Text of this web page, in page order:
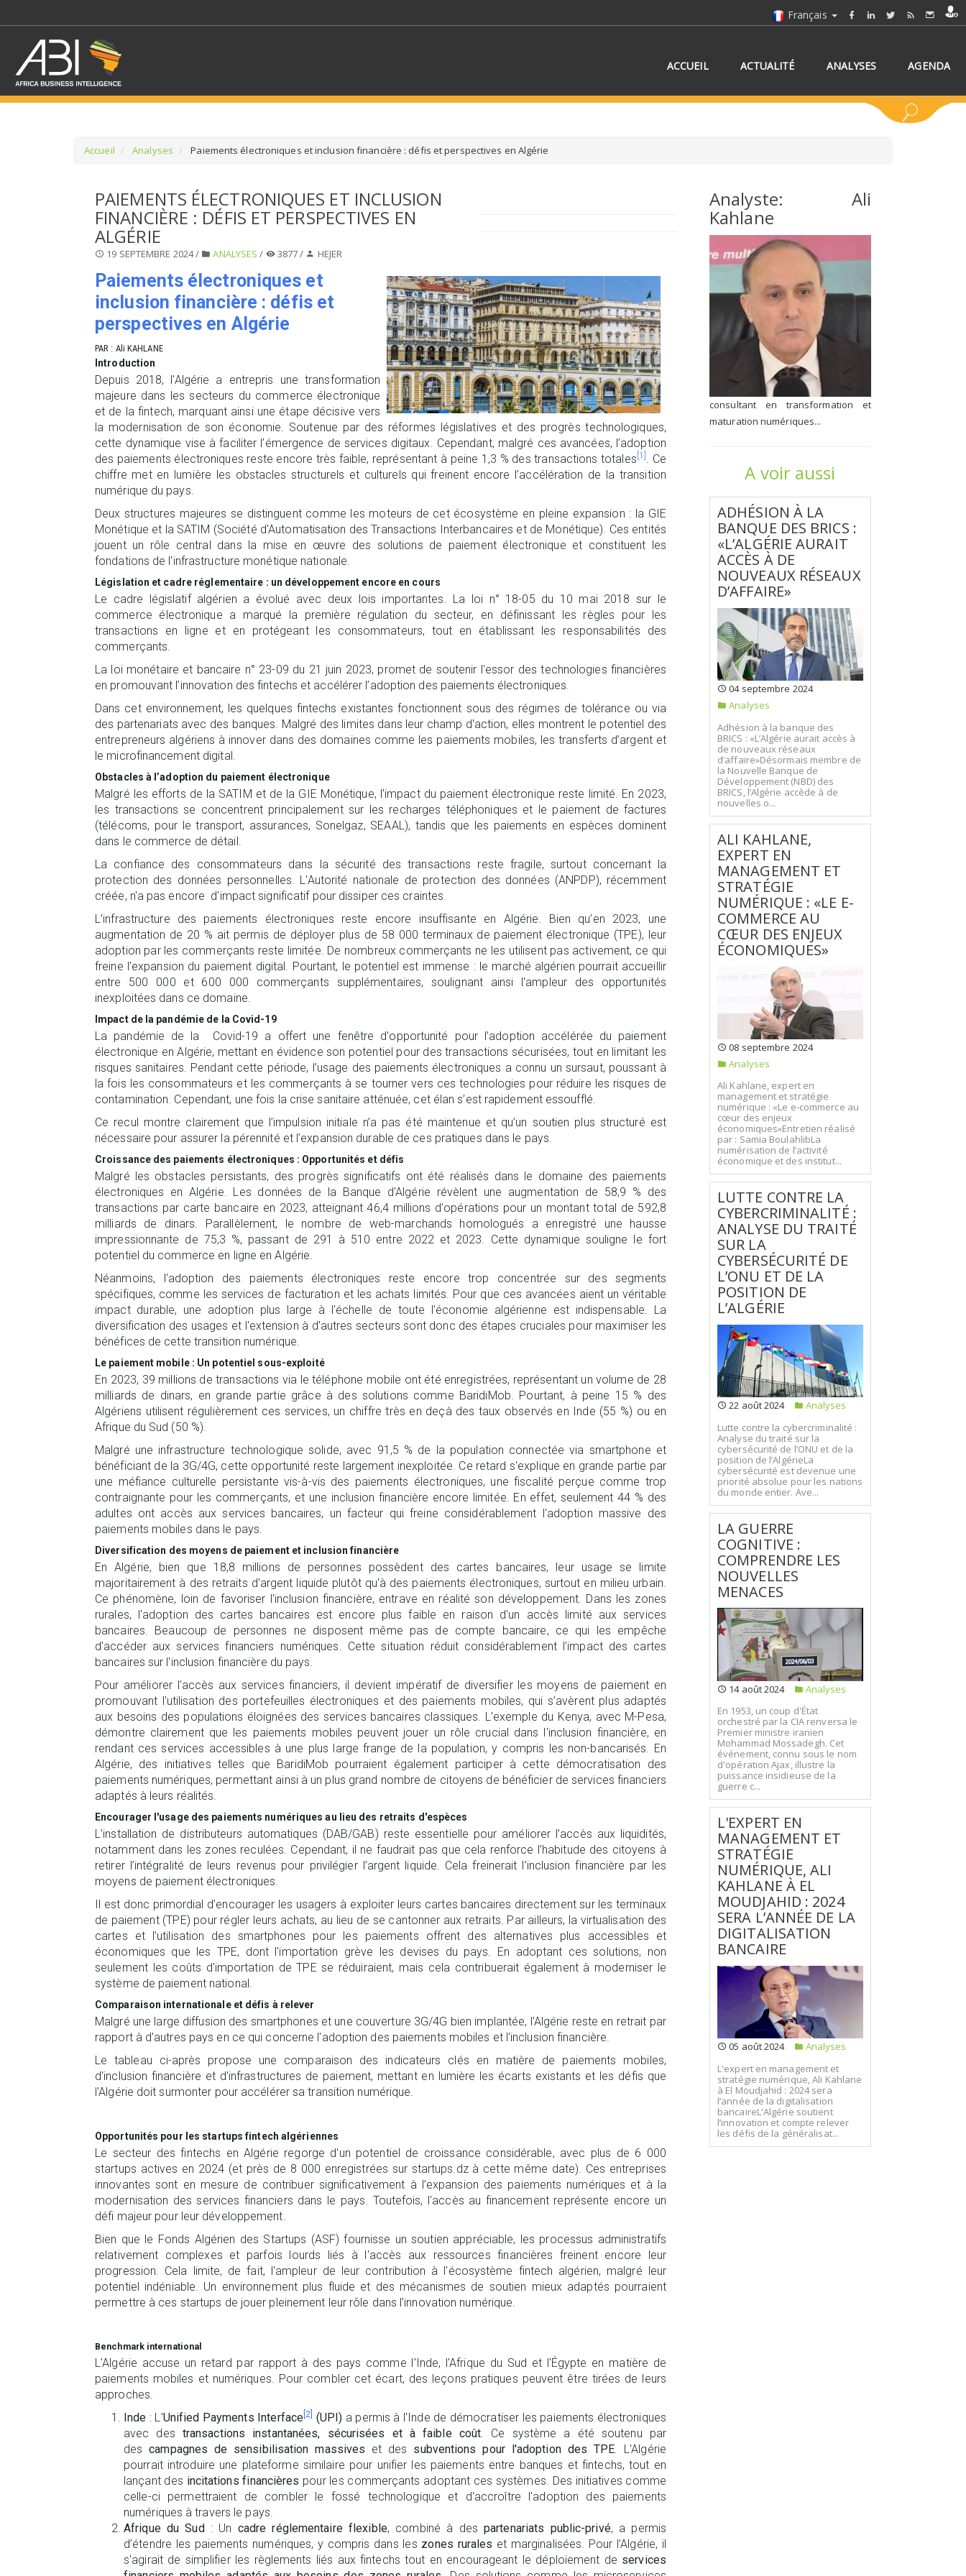
Français
ACCUEIL ACTUALITÉ ANALYSES AGENDA
SELECTIONNEZ UNE SECTION SÉLECTIONNEZ UNE CATÉGORIE SÉLECTIONNEZ UN/DES PAYS
Accueil Analyses Paiements électroniques et inclusion financière : défis et perspectives en Algérie
PAIEMENTS ÉLECTRONIQUES ET INCLUSION
FINANCIÈRE : DÉFIS ET PERSPECTIVES EN
ALGÉRIE
19 SEPTEMBRE 2024 / ANALYSES / 3877 / HEJER
Paiements électroniques et
inclusion financière : défis et
perspectives en Algérie
PAR : Ali KAHLANE
Introduction
Depuis 2018, l'Algérie a entrepris une transformation
majeure dans les secteurs du commerce électronique
et de la fintech, marquant ainsi une étape décisive vers
la modernisation de son économie. Soutenue par des réformes législatives et des progrès technologiques,
cette dynamique vise à faciliter l’émergence de services digitaux. Cependant, malgré ces avancées, l’adoption
des paiements électroniques reste encore très faible, représentant à peine 1,3 % des transactions totales [1] . Ce
chiffre met en lumière les obstacles structurels et culturels qui freinent encore l’accélération de la transition
numérique du pays.
Deux structures majeures se distinguent comme les moteurs de cet écosystème en pleine expansion : la GIE
Monétique et la SATIM (Société d'Automatisation des Transactions Interbancaires et de Monétique). Ces entités
jouent un rôle central dans la mise en œuvre des solutions de paiement électronique et constituent les
fondations de l'infrastructure monétique nationale.
Législation et cadre réglementaire : un développement encore en cours
Le cadre législatif algérien a évolué avec deux lois importantes. La loi n° 18-05 du 10 mai 2018 sur le
commerce électronique a marqué la première régulation du secteur, en définissant les règles pour les
transactions en ligne et en protégeant les consommateurs, tout en établissant les responsabilités des
commerçants.
La loi monétaire et bancaire n° 23-09 du 21 juin 2023, promet de soutenir l'essor des technologies financières
en promouvant l’innovation des fintechs et accélérer l’adoption des paiements électroniques.
Dans cet environnement, les quelques fintechs existantes fonctionnent sous des régimes de tolérance ou via
des partenariats avec des banques. Malgré des limites dans leur champ d'action, elles montrent le potentiel des
entrepreneurs algériens à innover dans des domaines comme les paiements mobiles, les transferts d’argent et
le microfinancement digital.
Obstacles à l’adoption du paiement électronique
Malgré les efforts de la SATIM et de la GIE Monétique, l'impact du paiement électronique reste limité. En 2023,
les transactions se concentrent principalement sur les recharges téléphoniques et le paiement de factures
(télécoms, pour le transport, assurances, Sonelgaz, SEAAL), tandis que les paiements en espèces dominent
dans le commerce de détail.
La confiance des consommateurs dans la sécurité des transactions reste fragile, surtout concernant la
protection des données personnelles. L'Autorité nationale de protection des données (ANPDP), récemment
créée, n'a pas encore d'impact significatif pour dissiper ces craintes.
L’infrastructure des paiements électroniques reste encore insuffisante en Algérie. Bien qu’en 2023, une
augmentation de 20 % ait permis de déployer plus de 58 000 terminaux de paiement électronique (TPE), leur
adoption par les commerçants reste limitée. De nombreux commerçants ne les utilisent pas activement, ce qui
freine l’expansion du paiement digital. Pourtant, le potentiel est immense : le marché algérien pourrait accueillir
entre 500 000 et 600 000 commerçants supplémentaires, soulignant ainsi l'ampleur des opportunités
inexploitées dans ce domaine.
Impact de la pandémie de la Covid-19
La pandémie de la Covid-19 a offert une fenêtre d'opportunité pour l’adoption accélérée du paiement
électronique en Algérie, mettant en évidence son potentiel pour des transactions sécurisées, tout en limitant les
risques sanitaires. Pendant cette période, l’usage des paiements électroniques a connu un sursaut, poussant à
la fois les consommateurs et les commerçants à se tourner vers ces technologies pour réduire les risques de
contamination. Cependant, une fois la crise sanitaire atténuée, cet élan s’est rapidement essoufflé.
Ce recul montre clairement que l’impulsion initiale n’a pas été maintenue et qu’un soutien plus structuré est
nécessaire pour assurer la pérennité et l’expansion durable de ces pratiques dans le pays.
Croissance des paiements électroniques : Opportunités et défis
Malgré les obstacles persistants, des progrès significatifs ont été réalisés dans le domaine des paiements
électroniques en Algérie. Les données de la Banque d'Algérie révèlent une augmentation de 58,9 % des
transactions par carte bancaire en 2023, atteignant 46,4 millions d'opérations pour un montant total de 592,8
milliards de dinars. Parallèlement, le nombre de web-marchands homologués a enregistré une hausse
impressionnante de 75,3 %, passant de 291 à 510 entre 2022 et 2023. Cette dynamique souligne le fort
potentiel du commerce en ligne en Algérie.
Néanmoins, l'adoption des paiements électroniques reste encore trop concentrée sur des segments
spécifiques, comme les services de facturation et les achats limités. Pour que ces avancées aient un véritable
impact durable, une adoption plus large à l'échelle de toute l'économie algérienne est indispensable. La
diversification des usages et l'extension à d'autres secteurs sont donc des étapes cruciales pour maximiser les
bénéfices de cette transition numérique.
Le paiement mobile : Un potentiel sous-exploité
En 2023, 39 millions de transactions via le téléphone mobile ont été enregistrées, représentant un volume de 28
milliards de dinars, en grande partie grâce à des solutions comme BaridiMob. Pourtant, à peine 15 % des
Algériens utilisent régulièrement ces services, un chiffre très en deçà des taux observés en Inde (55 %) ou en
Afrique du Sud (50 %).
Malgré une infrastructure technologique solide, avec 91,5 % de la population connectée via smartphone et
bénéficiant de la 3G/4G, cette opportunité reste largement inexploitée. Ce retard s'explique en grande partie par
une méfiance culturelle persistante vis-à-vis des paiements électroniques, une fiscalité perçue comme trop
contraignante pour les commerçants, et une inclusion financière encore limitée. En effet, seulement 44 % des
adultes ont accès aux services bancaires, un facteur qui freine considérablement l'adoption massive des
paiements mobiles dans le pays.
Diversification des moyens de paiement et inclusion financière
En Algérie, bien que 18,8 millions de personnes possèdent des cartes bancaires, leur usage se limite
majoritairement à des retraits d'argent liquide plutôt qu'à des paiements électroniques, surtout en milieu urbain.
Ce phénomène, loin de favoriser l'inclusion financière, entrave en réalité son développement. Dans les zones
rurales, l'adoption des cartes bancaires est encore plus faible en raison d'un accès limité aux services
bancaires. Beaucoup de personnes ne disposent même pas de compte bancaire, ce qui les empêche
d’accéder aux services financiers numériques. Cette situation réduit considérablement l'impact des cartes
bancaires sur l'inclusion financière du pays.
Pour améliorer l'accès aux services financiers, il devient impératif de diversifier les moyens de paiement en
promouvant l'utilisation des portefeuilles électroniques et des paiements mobiles, qui s’avèrent plus adaptés
aux besoins des populations éloignées des services bancaires classiques. L'exemple du Kenya, avec M-Pesa,
démontre clairement que les paiements mobiles peuvent jouer un rôle crucial dans l'inclusion financière, en
rendant ces services accessibles à une plus large frange de la population, y compris les non-bancarisés. En
Algérie, des initiatives telles que BaridiMob pourraient également participer à cette démocratisation des
paiements numériques, permettant ainsi à un plus grand nombre de citoyens de bénéficier de services financiers
adaptés à leurs réalités.
Encourager l'usage des paiements numériques au lieu des retraits d'espèces
L’installation de distributeurs automatiques (DAB/GAB) reste essentielle pour améliorer l’accès aux liquidités,
notamment dans les zones reculées. Cependant, il ne faudrait pas que cela renforce l’habitude des citoyens à
retirer l’intégralité de leurs revenus pour privilégier l’argent liquide. Cela freinerait l’inclusion financière par les
moyens de paiement électroniques.
Il est donc primordial d’encourager les usagers à exploiter leurs cartes bancaires directement sur les terminaux
de paiement (TPE) pour régler leurs achats, au lieu de se cantonner aux retraits. Par ailleurs, la virtualisation des
cartes et l’utilisation des smartphones pour les paiements offrent des alternatives plus accessibles et
économiques que les TPE, dont l'importation grève les devises du pays. En adoptant ces solutions, non
seulement les coûts d'importation de TPE se réduiraient, mais cela contribuerait également à moderniser le
système de paiement national.
Comparaison internationale et défis à relever
Malgré une large diffusion des smartphones et une couverture 3G/4G bien implantée, l'Algérie reste en retrait par
rapport à d'autres pays en ce qui concerne l'adoption des paiements mobiles et l'inclusion financière.
Le tableau ci-après propose une comparaison des indicateurs clés en matière de paiements mobiles,
d'inclusion financière et d'infrastructures de paiement, mettant en lumière les écarts existants et les défis que
l'Algérie doit surmonter pour accélérer sa transition numérique.
Opportunités pour les startups fintech algériennes
Le secteur des fintechs en Algérie regorge d'un potentiel de croissance considérable, avec plus de 6 000
startups actives en 2024 (et près de 8 000 enregistrées sur startups.dz à cette même date). Ces entreprises
innovantes sont en mesure de contribuer significativement à l’expansion des paiements numériques et à la
modernisation des services financiers dans le pays. Toutefois, l'accès au financement représente encore un
défi majeur pour leur développement.
Bien que le Fonds Algérien des Startups (ASF) fournisse un soutien appréciable, les processus administratifs
relativement complexes et parfois lourds liés à l'accès aux ressources financières freinent encore leur
progression. Cela limite, de fait, l'ampleur de leur contribution à l'écosystème fintech algérien, malgré leur
potentiel indéniable. Un environnement plus fluide et des mécanismes de soutien mieux adaptés pourraient
permettre à ces startups de jouer pleinement leur rôle dans l'innovation numérique.
Benchmark international
L'Algérie accuse un retard par rapport à des pays comme l'Inde, l'Afrique du Sud et l'Égypte en matière de
paiements mobiles et numériques. Pour combler cet écart, des leçons pratiques peuvent être tirées de leurs
approches.
Inde : L'Unified Payments Interface [2] (UPI) a permis à l'Inde de démocratiser les paiements électroniques
avec des transactions instantanées, sécurisées et à faible coût. Ce système a été soutenu par
descampagnes de sensibilisation massives et des subventions pour l'adoption des TPE. L'Algérie
pourrait introduire une plateforme similaire pour unifier les paiements entre banques et fintechs, tout en
lançant des incitations financières pour les commerçants adoptant ces systèmes. Des initiatives comme
celle-ci permettraient de combler le fossé technologique et d'accroître l'adoption des paiements
numériques à travers le pays.
Afrique du Sud: Un cadre réglementaire flexible, combiné à despartenariats public-privé, a permis
d’étendre les paiements numériques, y compris dans les zones rurales et marginalisées. Pour l'Algérie, il
s'agirait de simplifier les règlements liés aux fintechs tout en encourageant le déploiement de services
Analyste: Ali
Kahlane
consultant en transformation et
maturation numériques...
A voir aussi
ADHÉSION À LA
BANQUE DES BRICS :
«L’ALGÉRIE AURAIT
ACCÈS À DE
NOUVEAUX RÉSEAUX
D’AFFAIRE»
04 septembre 2024
Analyses
Adhésion à la banque des
BRICS : «L’Algérie aurait accès à
de nouveaux réseaux
d’affaire»Désormais membre de
la Nouvelle Banque de
Développement (NBD) des
BRICS, l’Algérie accède à de
nouvelles o...
ALI KAHLANE,
EXPERT EN
MANAGEMENT ET
STRATÉGIE
NUMÉRIQUE : «LE E-
COMMERCE AU
CŒUR DES ENJEUX
ÉCONOMIQUES»
08 septembre 2024
Analyses
Ali Kahlane, expert en
management et stratégie
numérique : «Le e-commerce au
cœur des enjeux
économiques»Entretien réalisé
par : Samia BoulahlibLa
numérisation de l’activité
économique et des institut...
LUTTE CONTRE LA
CYBERCRIMINALITÉ :
ANALYSE DU TRAITÉ
SUR LA
CYBERSÉCURITÉ DE
L’ONU ET DE LA
POSITION DE
L’ALGÉRIE
22 août 2024
Analyses
Lutte contre la cybercriminalité :
Analyse du traité sur la
cybersécurité de l’ONU et de la
position de l’AlgérieLa
cybersécurité est devenue une
priorité absolue pour les nations
du monde entier. Ave...
LA GUERRE
COGNITIVE :
COMPRENDRE LES
NOUVELLES
MENACES
14 août 2024
Analyses
En 1953, un coup d'État
orchestré par la CIA renversa le
Premier ministre iranien
Mohammad Mossadegh. Cet
événement, connu sous le nom
d'opération Ajax, illustre la
puissance insidieuse de la
guerre c...
L'EXPERT EN
MANAGEMENT ET
STRATÉGIE
NUMÉRIQUE, ALI
KAHLANE À EL
MOUDJAHID : 2024
SERA L’ANNÉE DE LA
DIGITALISATION
BANCAIRE
05 août 2024
Analyses
L'expert en management et
stratégie numérique, Ali Kahlane
à El Moudjahid : 2024 sera
l’année de la digitalisation
bancaireL'Algérie soutient
l’innovation et compte relever
les défis de la généralisat...